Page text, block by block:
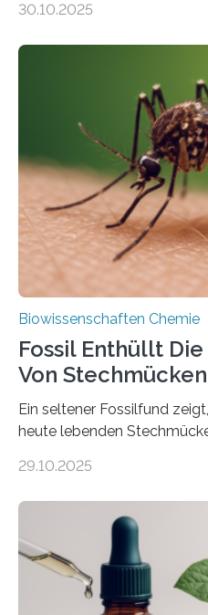
Landpflanzen zählen zu
Grünalgen, die vor
lebten. Unter den
die noch heute in der
Süßwasseralge
dieser Gruppe bilden aus
mit scheibenförmiger
nächsten…
30.10.2025
Biowissenschaften Chemie
Fossil Enthüllt
Von Stechmücken
Ein seltener Fossilfund
heute lebenden
Forschende die bisher
Region Kachin in Myanmar
ausgezeichnetem Zustand
Art einer neuen Gattung
nun den Namen
fossile Nachweis einer
29.10.2025